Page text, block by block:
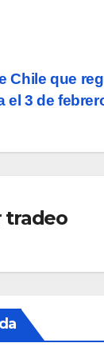
Chile que
el 3 de
tradeo